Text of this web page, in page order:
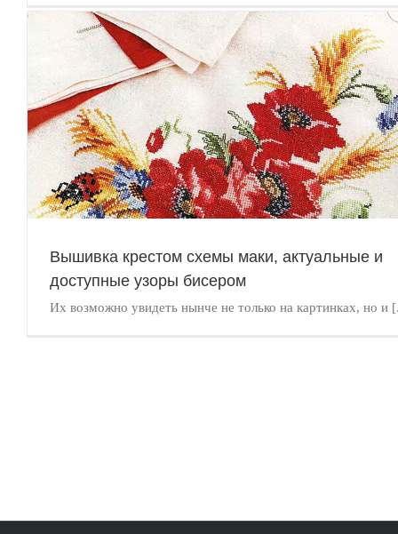
Вышивка крестом схемы маки, актуальные и
доступные узоры бисером
Их возможно увидеть нынче не только на картинках, но и
Квиллинг для начинающих. Обучение техники
пошагово, схемы, фото
Квиллинг